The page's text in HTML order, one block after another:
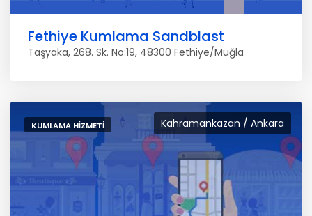
Fethiye Kumlama Sandblast
Taşyaka, 268. Sk. No:19, 48300 Fethiye/Muğla
Kahramankazan / Ankara
KUMLAMA HIZMETI